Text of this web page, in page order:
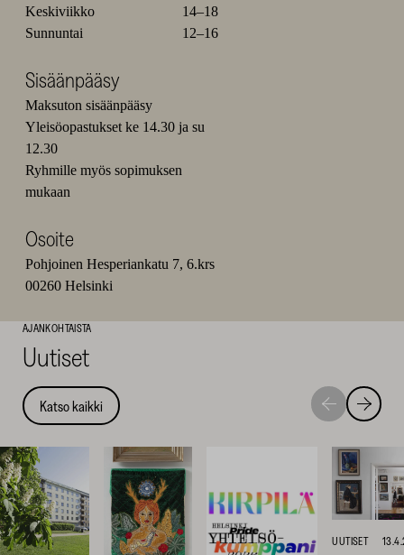
Keskiviikko
14–18
Sunnuntai
12–16
Sisäänpääsy
Maksuton sisäänpääsy
Yleisöopastukset ke 14.30 ja su
12.30
Ryhmille myös sopimuksen
mukaan
Osoite
Pohjoinen Hesperiankatu 7, 6.krs
00260 Helsinki
AJANKOHTAISTA
Uutiset
Katso kaikki
Siirry
seuraavaan
Siirry
UUTISET